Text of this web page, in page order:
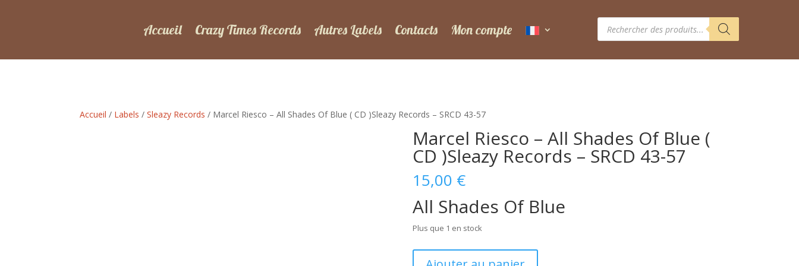
Accueil Crazy Times Records Autres Labels Contacts Mon compte
Recherche
produits
Accueil / Labels /Sleazy Records / Marcel Riesco – All Shades Of Blue ( CD )Sleazy Records – SRCD 43-57
Marcel Riesco – All Shades Of Blue (
CD )Sleazy Records – SRCD 43-57
15,00 €
All Shades Of Blue
Plus que 1 en stock